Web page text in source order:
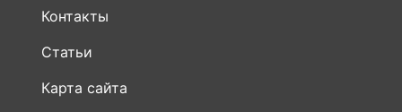
Контакты
Статьи
Карта сайта